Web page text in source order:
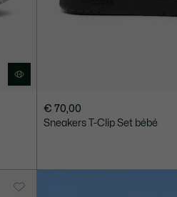
€ 70,00
Sneakers T-Clip Set bébé